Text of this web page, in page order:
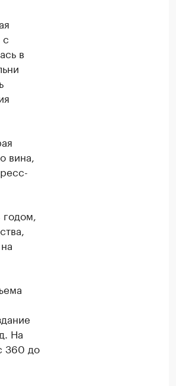
в
вина,
На
360 до